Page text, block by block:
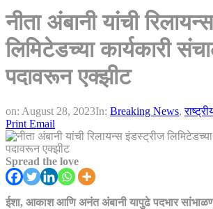
नीता अंबानी यांची
लिमिटेडच्या कार्यकारी
पदावरून एक्झीट
on: August 28, 2023In: Breaking News,
Print Email
Spread the love
ईशा, आकाश आणि अनंत अंबानी यापुढे पदभार